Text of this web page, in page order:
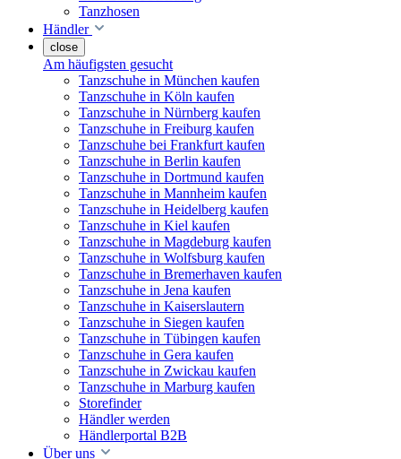
Tanzhosen
Händler
close
Am häufigsten gesucht
Tanzschuhe in München kaufen
Tanzschuhe in Köln kaufen
Tanzschuhe in Nürnberg kaufen
Tanzschuhe in Freiburg kaufen
Tanzschuhe bei Frankfurt kaufen
Tanzschuhe in Berlin kaufen
Tanzschuhe in Dortmund kaufen
Tanzschuhe in Mannheim kaufen
Tanzschuhe in Heidelberg kaufen
Tanzschuhe in Kiel kaufen
Tanzschuhe in Magdeburg kaufen
Tanzschuhe in Wolfsburg kaufen
Tanzschuhe in Bremerhaven kaufen
Tanzschuhe in Jena kaufen
Tanzschuhe in Kaiserslautern
Tanzschuhe in Siegen kaufen
Tanzschuhe in Tübingen kaufen
Tanzschuhe in Gera kaufen
Tanzschuhe in Zwickau kaufen
Tanzschuhe in Marburg kaufen
Storefinder
Händler werden
Händlerportal B2B
Über uns